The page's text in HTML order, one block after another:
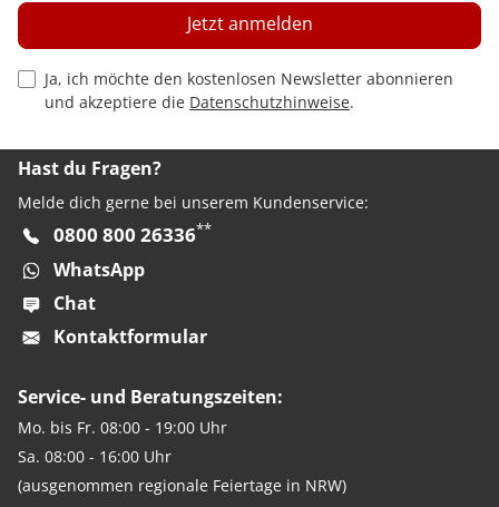
Privacy Policy Checkbox
Ja, ich möchte den kostenlosen Newsletter abonnieren
und akzeptiere die Datenschutzhinweise.
Jetzt anmelden
Hast du Fragen?
Melde dich gerne bei unserem Kundenservice:
0800 800 26336**
WhatsApp
Chat
Kontaktformular
Service- und Beratungszeiten:
Mo. bis Fr. 08:00 - 19:00 Uhr
Sa. 08:00 - 16:00 Uhr
(ausgenommen regionale Feiertage in NRW)